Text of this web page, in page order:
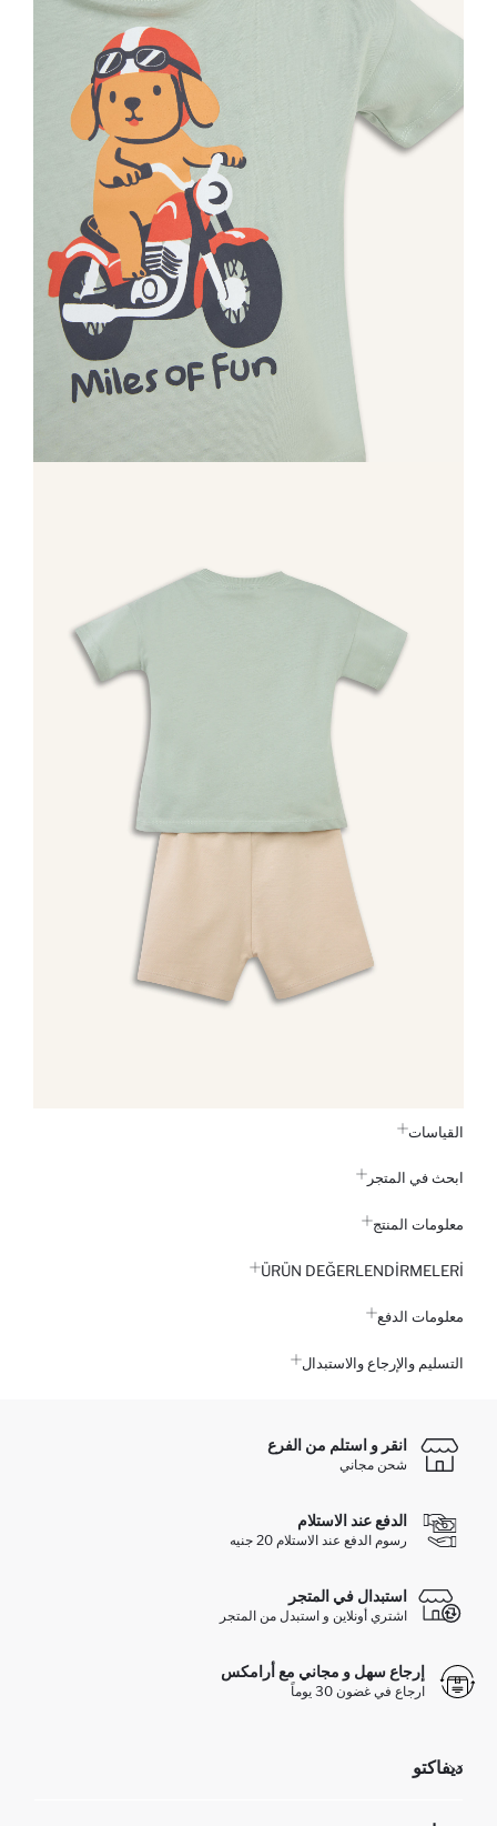
القياسات
ابحث في المتجر
معلومات المنتج
ÜRÜN DEĞERLENDİRMELERİ
معلومات الدفع
التسليم والإرجاع والاستبدال
انقر و استلم من الفرع
شحن مجاني
الدفع عند الاستلام
رسوم الدفع عند الاستلام 20 جنيه
استبدال في المتجر
اشتري أونلاين و استبدل من المتجر
إرجاع سهل و مجاني مع أرامكس
ارجاع في غضون 30 يوماً
ديفاكتو